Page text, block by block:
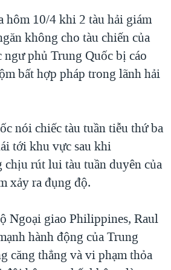
hôm 10/4 khi 2 tàu hải giám
không cho tàu chiến của
phủ Trung Quốc bị cáo
bất hợp pháp trong lãnh hải
nói chiếc tàu tuần tiễu thứ ba
tới khu vực sau khi
rút lui tàu tuần duyên của
xảy ra đụng độ.
Ngoại giao Philippines, Raul
hành động của Trung
căng thẳng và vi phạm thỏa